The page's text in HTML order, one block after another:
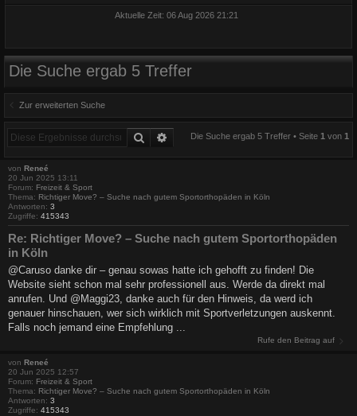
Aktuelle Zeit: 06 Aug 2026 21:21
Die Suche ergab 5 Treffer
Zur erweiterten Suche
Suche Erweiterte Suche
Die Suche ergab 5 Treffer • Seite 1von 1
von Reneé
20 Jun 2025 13:11
Forum: Freizeit & Sport
Thema: Richtiger Move? – Suche nach gutem Sportorthopäden in Köln
Antworten: 3
Zugriffe: 415343
Re: Richtiger Move? – Suche nach gutem Sportorthopäden
in Köln
@Caruso danke dir – genau sowas hatte ich gehofft zu finden! Die
Website sieht schon mal sehr professionell aus. Werde da direkt mal
anrufen. Und @Maggi23, danke auch für den Hinweis, da werd ich
genauer hinschauen, wer sich wirklich mit Sportverletzungen auskennt.
Falls noch jemand eine Empfehlung ...
Rufe den Beitrag auf
von Reneé
20 Jun 2025 12:57
Forum: Freizeit & Sport
Thema: Richtiger Move? – Suche nach gutem Sportorthopäden in Köln
Antworten: 3
Zugriffe: 415343